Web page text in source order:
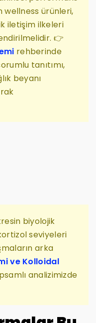
wellness ürünleri,
iletişim ilkeleri
👉
rehberinde
tanıtımı,
beyanı
biyolojik
seviyeleri
arka
ve Kolloidal
analizimizde